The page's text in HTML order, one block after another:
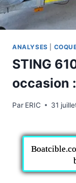
ANALYSES
STING
occasion
Par ERIC 31